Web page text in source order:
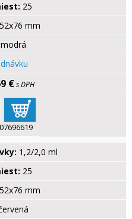
25
mm
modrá
€s DPH
1,2/2,0 ml
25
mm